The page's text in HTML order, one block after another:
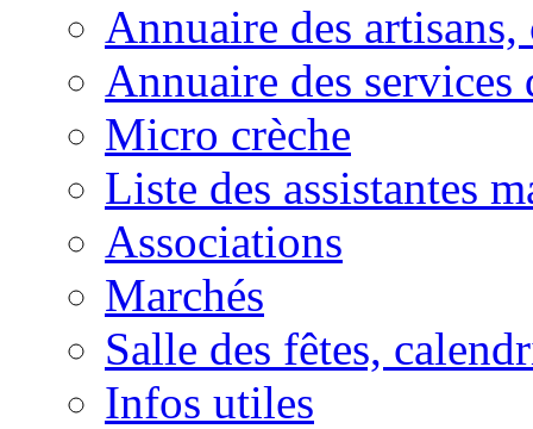
Annuaire des
Annuaire des services
Micro crèche
Liste des assistantes
Associations
Marchés
Salle des fêtes,
Infos utiles